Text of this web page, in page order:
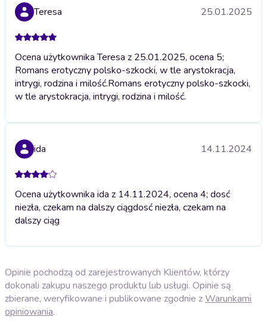
Teresa 25.01.2025
Ocena użytkownika Teresa z 25.01.2025, ocena 5;
Romans erotyczny polsko-szkocki, w tle arystokracja,
intrygi, rodzina i milość.Romans erotyczny polsko-szkocki,
w tle arystokracja, intrygi, rodzina i milość.
ida 14.11.2024
Ocena użytkownika ida z 14.11.2024, ocena 4; dosć
niezła, czekam na dalszy ciągdosć niezła, czekam na
dalszy ciąg
Opinie pochodzą od zarejestrowanych Klientów, którzy
dokonali zakupu naszego produktu lub usługi. Opinie są
zbierane, weryfikowane i publikowane zgodnie zWarunkami
opiniowania.